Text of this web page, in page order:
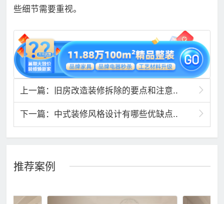
些细节需要重视。
上一篇：旧房改造装修拆除的要点和注意..
下一篇：中式装修风格设计有哪些优缺点..
推荐案例